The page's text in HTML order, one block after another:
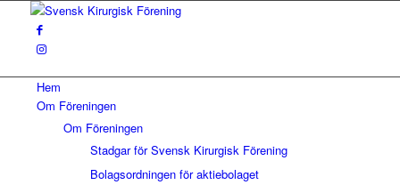
Hem
Om Föreningen
Om Föreningen
Stadgar för Svensk Kirurgisk Förening
Bolagsordningen för aktiebolaget